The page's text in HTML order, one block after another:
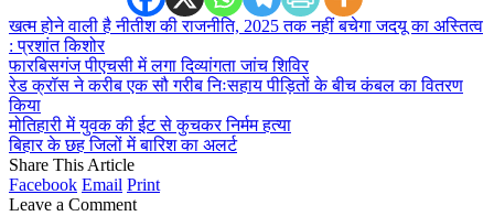
खत्म होने वाली है नीतीश की राजनीति, 2025 तक नहीं बचेगा जदयू का अस्तित्व
: प्रशांत किशोर
फारबिसगंज पीएचसी में लगा दिव्यांगता जांच शिविर
रेड क्रॉस ने करीब एक सौ गरीब निःसहाय पीड़ितों के बीच कंबल का वितरण
किया
मोतिहारी में युवक की ईट से कुचकर निर्मम हत्या
बिहार के छह जिलों में बारिश का अलर्ट
Share This Article
Facebook Email Print
Leave a Comment